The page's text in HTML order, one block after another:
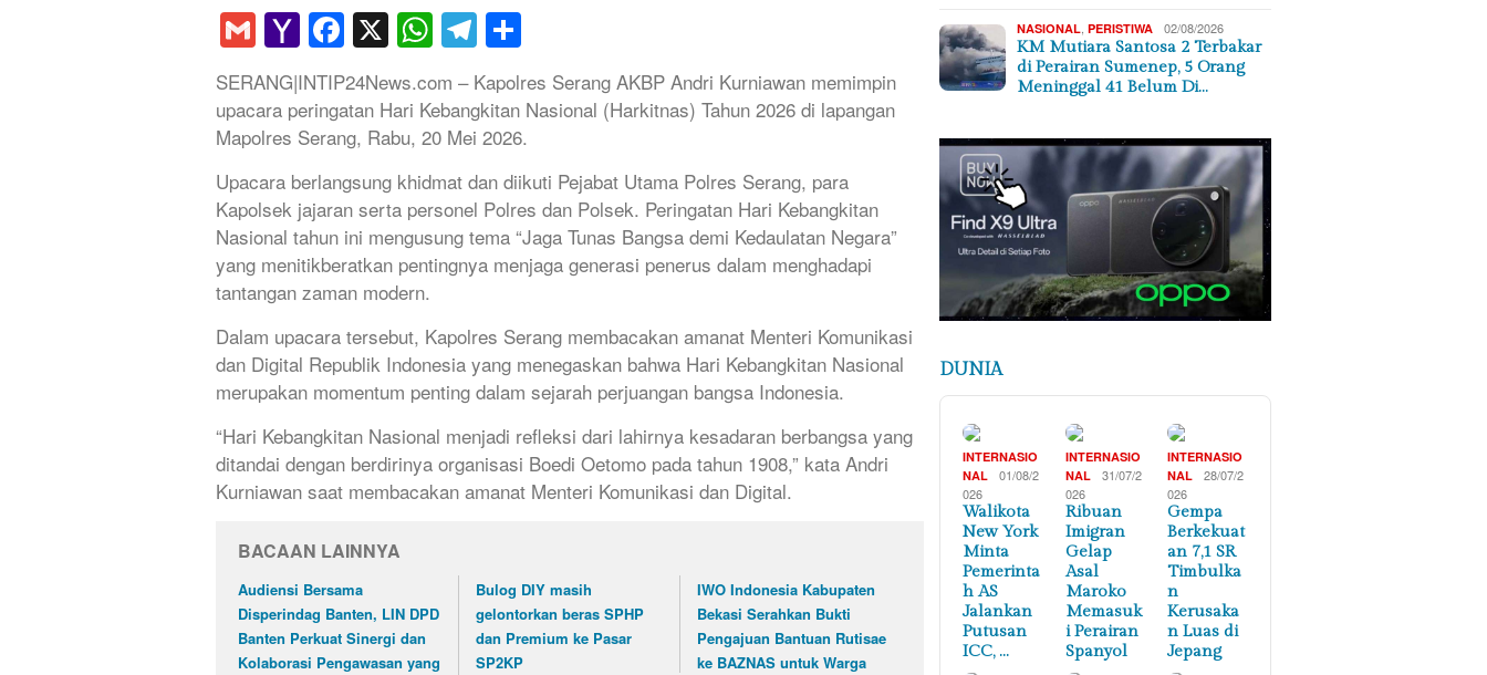
GmailYahoo
Mail
Facebook
X WhatsApp
Telegram
SERANG|INTIP24News.com – Kapolres Serang AKBP Andri Kurniawan memimpin
upacara peringatan Hari Kebangkitan Nasional (Harkitnas) Tahun 2026 di lapangan
Mapolres Serang, Rabu, 20 Mei 2026.
Upacara berlangsung khidmat dan diikuti Pejabat Utama Polres Serang, para
Kapolsek jajaran serta personel Polres dan Polsek. Peringatan Hari Kebangkitan
Nasional tahun ini mengusung tema “Jaga Tunas Bangsa demi Kedaulatan Negara”
yang menitikberatkan pentingnya menjaga generasi penerus dalam menghadapi
tantangan zaman modern.
Dalam upacara tersebut, Kapolres Serang membacakan amanat Menteri Komunikasi
dan Digital Republik Indonesia yang menegaskan bahwa Hari Kebangkitan Nasional
merupakan momentum penting dalam sejarah perjuangan bangsa Indonesia.
“Hari Kebangkitan Nasional menjadi refleksi dari lahirnya kesadaran berbangsa yang
ditandai dengan berdirinya organisasi Boedi Oetomo pada tahun 1908,” kata Andri
Kurniawan saat membacakan amanat Menteri Komunikasi dan Digital.
BACAAN LAINNYA
Audiensi Bersama
Disperindag Banten, LIN DPD
Banten Perkuat Sinergi dan
Kolaborasi Pengawasan yang
Bulog DIY masih
gelontorkan beras SPHP
dan Premium ke Pasar
SP2KP
IWO Indonesia Kabupaten
Bekasi Serahkan Bukti
Pengajuan Bantuan Rutisae
ke BAZNAS untuk Warga
NASIONAL ,PERISTIWA 02/08/2026
KM Mutiara Santosa 2 Terbakar
di Perairan Sumenep, 5 Orang
Meninggal 41 Belum Di…
DUNIA
INTERNASIO
NAL
01/08/2
026
Walikota
New York
Minta
Pemerinta
h AS
Jalankan
Putusan
ICC, …
INTERNASIO
NAL
31/07/2
026
Ribuan
Imigran
Gelap
Asal
Maroko
Memasuk
i Perairan
Spanyol
INTERNASIO
NAL
28/07/2
026
Gempa
Berkekuat
an 7,1 SR
Timbulka
n
Kerusaka
n Luas di
Jepang